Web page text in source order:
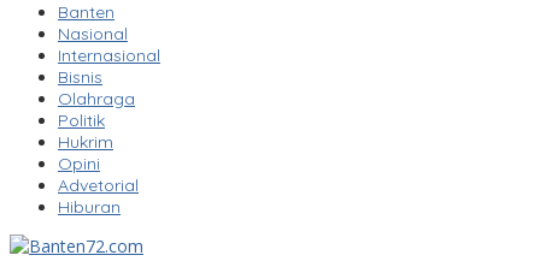
Banten
Nasional
Internasional
Bisnis
Olahraga
Politik
Hukrim
Opini
Advetorial
Hiburan